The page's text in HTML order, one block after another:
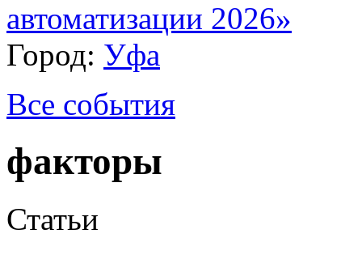
автоматизации 2026»
Город: Уфа
Все события
факторы
Статьи